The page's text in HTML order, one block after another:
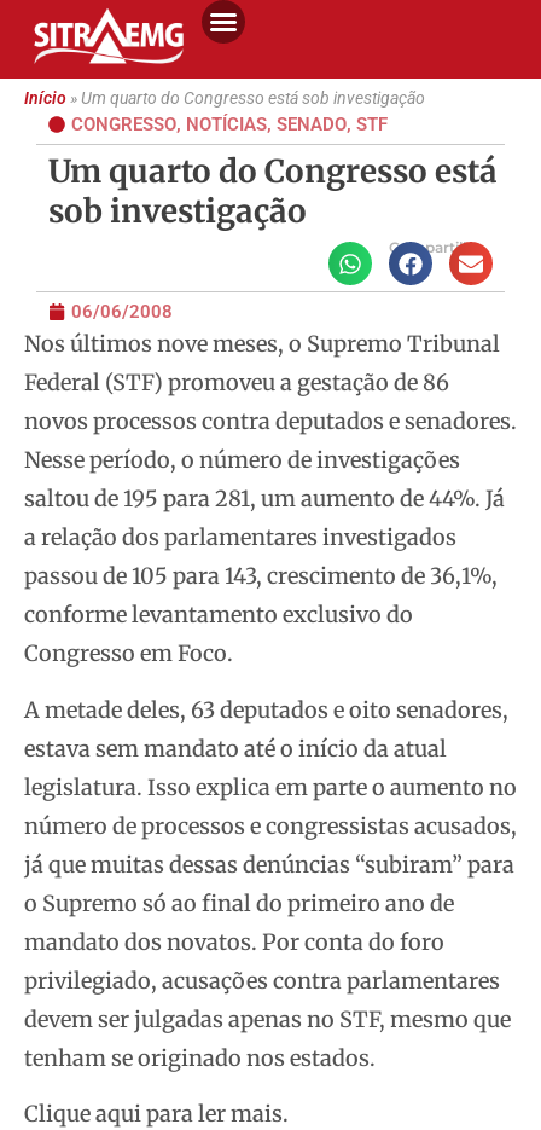
Início» Um quarto do Congresso está sob investigação
CONGRESSO, NOTÍCIAS, SENADO, STF
Um quarto do Congresso está
sob investigação
Compartilhe
06/06/2008
Nos últimos nove meses, o Supremo Tribunal
Federal (STF) promoveu a gestação de 86
novos processos contra deputados e senadores.
Nesse período, o número de investigações
saltou de 195 para 281, um aumento de 44%. Já
a relação dos parlamentares investigados
passou de 105 para 143, crescimento de 36,1%,
conforme levantamento exclusivo do
Congresso em Foco.
A metade deles, 63 deputados e oito senadores,
estava sem mandato até o início da atual
legislatura. Isso explica em parte o aumento no
número de processos e congressistas acusados,
já que muitas dessas denúncias “subiram” para
o Supremo só ao final do primeiro ano de
mandato dos novatos. Por conta do foro
privilegiado, acusações contra parlamentares
devem ser julgadas apenas no STF, mesmo que
tenham se originado nos estados.
Clique aqui para ler mais.